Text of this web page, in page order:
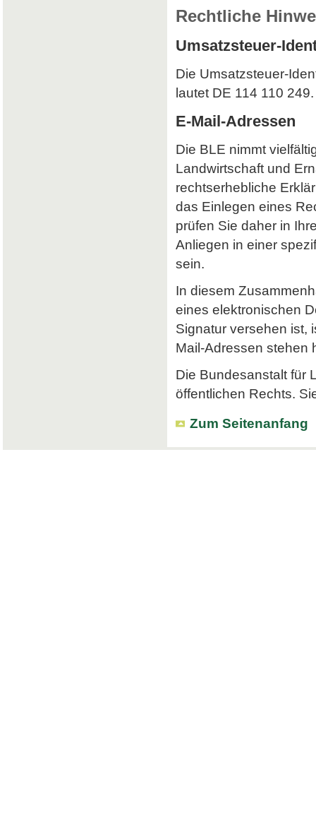
Rechtliche
Umsatzsteuer-
Die Umsatzsteuer-
lautet DE 114 110 249.
E-Mail-Adressen
Die BLE nimmt
Landwirtschaft und
rechtserhebliche
das Einlegen eines
prüfen Sie daher in
Anliegen in einer
sein.
In diesem
eines elektronischen
Signatur versehen ist,
Mail-Adressen stehen
Die Bundesanstalt für
öffentlichen Rechts.
Zum Seitenanfang